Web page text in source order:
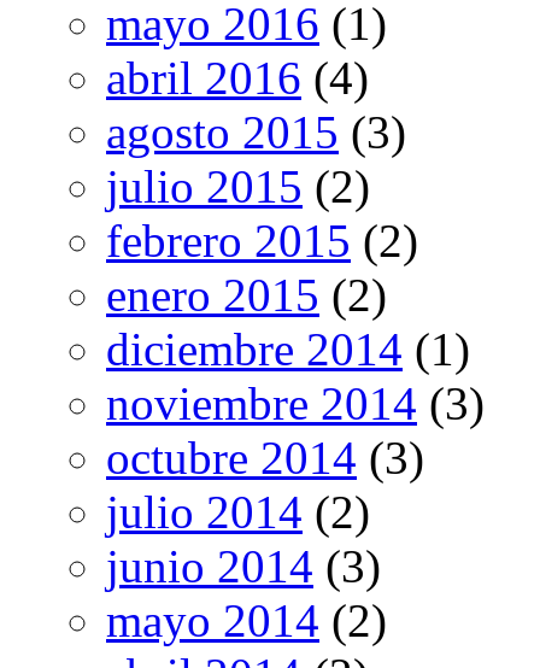
mayo 2016 (1)
abril 2016 (4)
agosto 2015 (3)
julio 2015 (2)
febrero 2015 (2)
enero 2015 (2)
diciembre 2014 (1)
noviembre 2014 (3)
octubre 2014 (3)
julio 2014 (2)
junio 2014 (3)
mayo 2014 (2)